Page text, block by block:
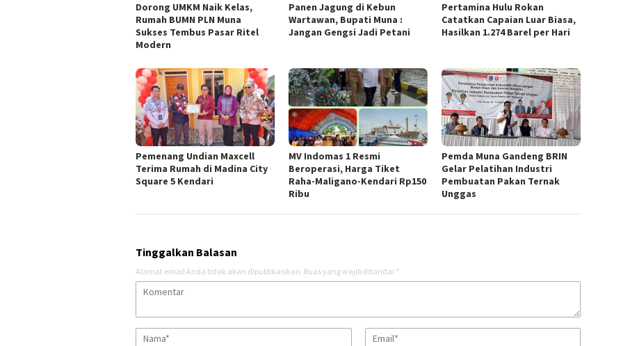
Dorong UMKM Naik Kelas,
Rumah BUMN PLN Muna
Sukses Tembus Pasar Ritel
Modern
Panen Jagung di Kebun
Wartawan, Bupati Muna :
Jangan Gengsi Jadi Petani
Pertamina Hulu Rokan
Catatkan Capaian Luar Biasa,
Hasilkan 1.274 Barel per Hari
Pemenang Undian Maxcell
Terima Rumah di Madina City
Square 5 Kendari
MV Indomas 1 Resmi
Beroperasi, Harga Tiket
Raha-Maligano-Kendari Rp150
Ribu
Pemda Muna Gandeng BRIN
Gelar Pelatihan Industri
Pembuatan Pakan Ternak
Unggas
Tinggalkan Balasan
Alamat email Anda tidak akan dipublikasikan. Ruas yang wajib ditandai *